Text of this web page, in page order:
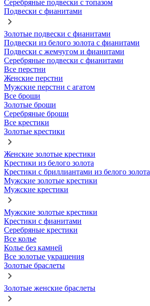
Серебряные подвески с топазом
Подвески с фианитами
Золотые подвески с фианитами
Подвески из белого золота с фианитами
Подвески с жемчугом и фианитами
Серебряные подвески с фианитами
Все перстни
Женские перстни
Мужские перстни с агатом
Все броши
Золотые броши
Серебряные броши
Все крестики
Золотые крестики
Женские золотые крестики
Крестики из белого золота
Крестики с бриллиантами из белого золота
Мужские золотые крестики
Мужские крестики
Мужские золотые крестики
Крестики с фианитами
Серебряные крестики
Все колье
Колье без камней
Все золотые украшения
Золотые браслеты
Золотые женские браслеты